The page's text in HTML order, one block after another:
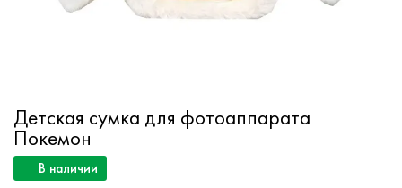
Детская сумка для фотоаппарата
Покемон
В наличии